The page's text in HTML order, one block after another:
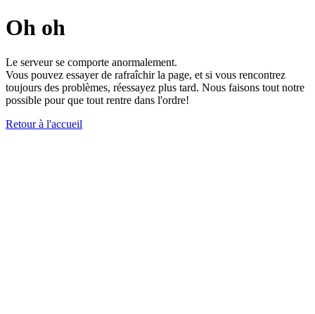
Oh oh
Le serveur se comporte anormalement.
Vous pouvez essayer de rafraîchir la page, et si vous rencontrez
toujours des problèmes, réessayez plus tard. Nous faisons tout notre
possible pour que tout rentre dans l'ordre!
Retour à l'accueil